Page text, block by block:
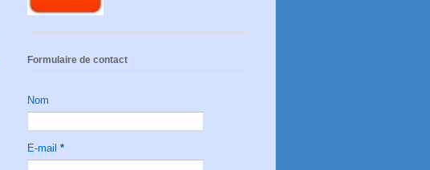
Formulaire de contact
Nom
E-mail *